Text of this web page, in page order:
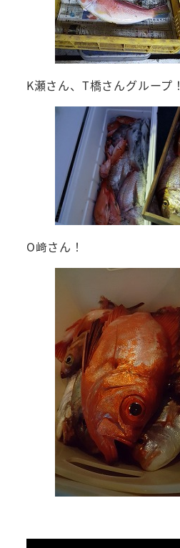
K瀬さん、T橋さんグループ！
O﨑さん！